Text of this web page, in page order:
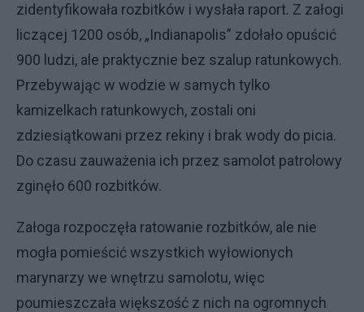
zidentyfikowała rozbitków i wysłała raport. Z załogi
liczącej 1200 osób, „Indianapolis” zdołało opuścić
900 ludzi, ale praktycznie bez szalup ratunkowych.
Przebywając w wodzie w samych tylko
kamizelkach ratunkowych, zostali oni
zdziesiątkowani przez rekiny i brak wody do picia.
Do czasu zauważenia ich przez samolot patrolowy
zginęło 600 rozbitków.
Załoga rozpoczęła ratowanie rozbitków, ale nie
mogła pomieścić wszystkich wyłowionych
marynarzy we wnętrzu samolotu, więc
poumieszczała większość z nich na ogromnych